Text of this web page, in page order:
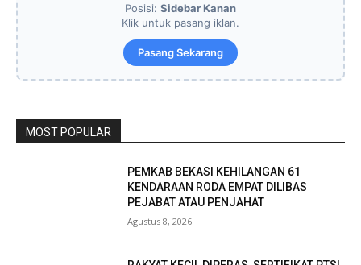
Posisi: Sidebar Kanan
Klik untuk pasang iklan.
Pasang Sekarang
MOST POPULAR
PEMKAB BEKASI KEHILANGAN 61
KENDARAAN RODA EMPAT DILIBAS
PEJABAT ATAU PENJAHAT
Agustus 8, 2026